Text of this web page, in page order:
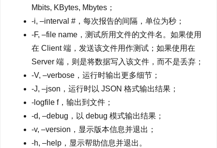
Mbits, KBytes, Mbytes；
-i, –interval #，每次报告的间隔，单位为秒；
-F, –file name，测试所用文件的文件名。如果使用
在 Client 端，发送该文件用作测试；如果使用在
Server 端，则是将数据写入该文件，而不是丢弃；
-V, –verbose，运行时输出更多细节；
-J, –json，运行时以 JSON 格式输出结果；
-logfile f，输出到文件；
-d, –debug，以 debug 模式输出结果；
-v, –version，显示版本信息并退出；
-h, –help，显示帮助信息并退出。